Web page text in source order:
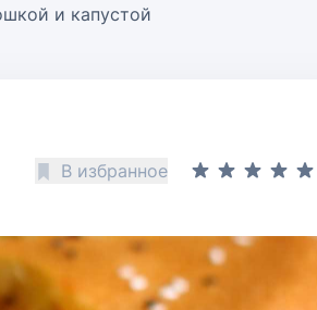
и капустой
В избранное